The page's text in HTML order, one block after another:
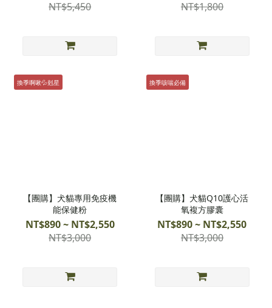
NT$5,450
NT$1,800
換季啊啾💦剋星
【團購】犬貓專用免疫機
能保健粉
NT$890 ~ NT$2,550
NT$3,000
換季咳喘必備
【團購】犬貓Q10護心活
氧複方膠囊
NT$890 ~ NT$2,550
NT$3,000